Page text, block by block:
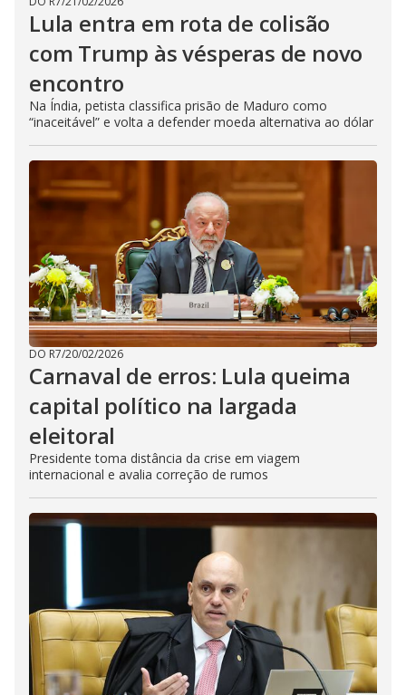
Lula entra em rota de colisão
com Trump às vésperas de novo
encontro
Na Índia, petista classifica prisão de Maduro como
“inaceitável” e volta a defender moeda alternativa ao dólar
DO R7/20/02/2026
Carnaval de erros: Lula queima
capital político na largada
eleitoral
Presidente toma distância da crise em viagem
internacional e avalia correção de rumos